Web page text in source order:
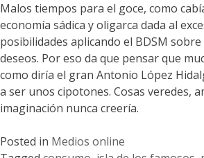
Malos tiempos para el goce, como
economía sádica y oligarca dada al
posibilidades aplicando el BDSM
deseos. Por eso da que pensar que
como diría el gran Antonio López
a ser unos cipotones. Cosas veredes,
imaginación nunca creería.
Posted in Medios online